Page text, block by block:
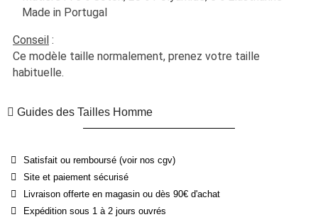
Made in Portugal
Conseil :
Ce modèle taille normalement, prenez votre taille
habituelle.
Guides des Tailles Homme
Satisfait ou remboursé (voir nos cgv)
Site et paiement sécurisé
Livraison offerte en magasin ou dès 90€ d'achat
Expédition sous 1 à 2 jours ouvrés